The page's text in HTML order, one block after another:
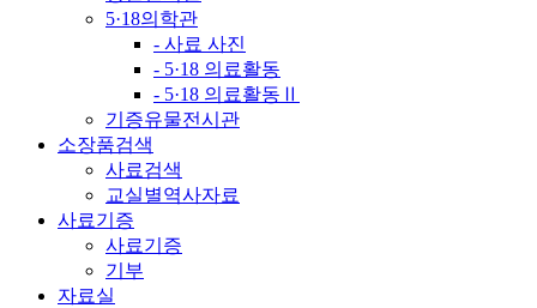
5·18의학관
- 사료 사진
- 5·18 의료활동
- 5·18 의료활동Ⅱ
기증유물전시관
소장품검색
사료검색
교실별역사자료
사료기증
사료기증
기부
자료실